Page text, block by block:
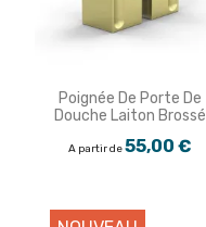
Poignée De Porte De
Douche Laiton Brossé
A partir de55,00 €